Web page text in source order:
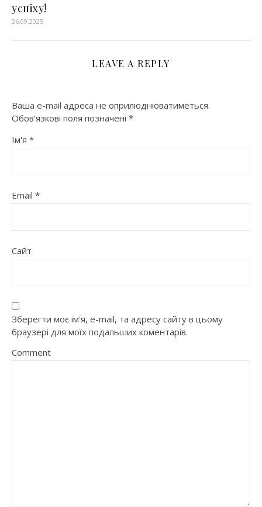
успіху!
26.09.2025
LEAVE A REPLY
Ваша e-mail адреса не оприлюднюватиметься.
Обов’язкові поля позначені *
Ім'я *
Email *
Сайт
Зберегти моє ім'я, e-mail, та адресу сайту в цьому
браузері для моїх подальших коментарів.
Comment